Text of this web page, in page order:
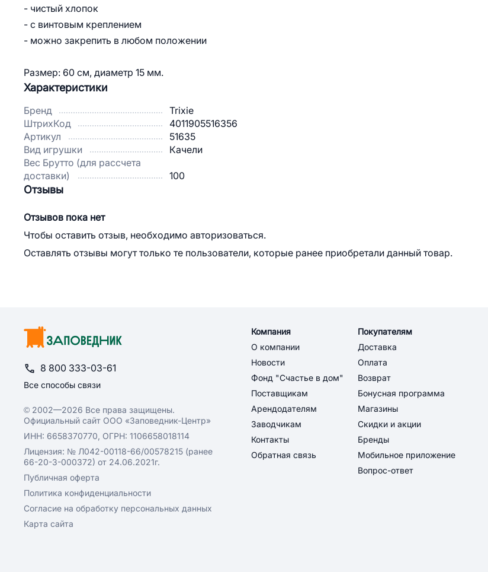
- чистый хлопок
- с винтовым креплением
- можно закрепить в любом положении
Размер: 60 см, диаметр 15 мм.
Характеристики
Бренд
Trixie
ШтрихКод
4011905516356
Артикул
51635
Вид игрушки
Качели
Вес Брутто (для рассчета
доставки)
100
Отзывы
Отзывов пока нет
Чтобы оставить отзыв, необходимо авторизоваться.
Оставлять отзывы могут только те пользователи, которые ранее приобретали данный товар.
8 800 333-03-61
Все способы связи
© 2002—2026 Все права защищены.
Официальный сайт ООО «Заповедник-Центр»
ИНН: 6658370770, ОГРН: 1106658018114
Лицензия: № Л042-00118-66/00578215 (ранее
66-20-3-000372) от 24.06.2021г.
Публичная оферта
Политика конфиденциальности
Согласие на обработку персональных данных
Карта сайта
Компания
О компании
Новости
Фонд "Счастье в дом"
Поставщикам
Арендодателям
Заводчикам
Контакты
Обратная связь
Покупателям
Доставка
Оплата
Возврат
Бонусная программа
Магазины
Скидки и акции
Бренды
Мобильное приложение
Вопрос-ответ